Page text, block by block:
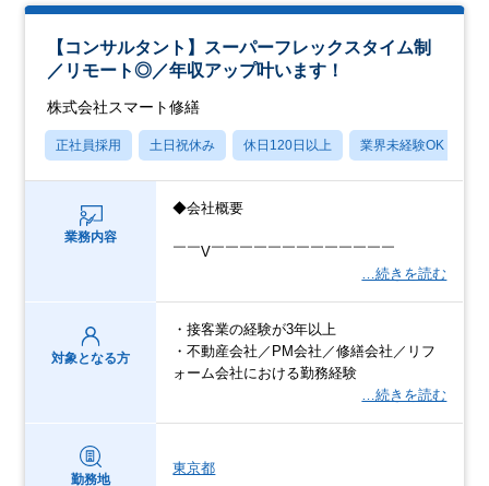
【コンサルタント】スーパーフレックスタイム制
／リモート◎／年収アップ叶います！
株式会社スマート修繕
正社員採用 土日祝休み 休日120日以上 業界未経験OK
業務内容
◆会社概要
￣￣V￣￣￣￣￣￣￣￣￣￣￣￣￣
…続きを読む
対象となる方
・接客業の経験が3年以上
・不動産会社／PM会社／修繕会社／リフ
ォーム会社における勤務経験
…続きを読む
勤務地
東京都